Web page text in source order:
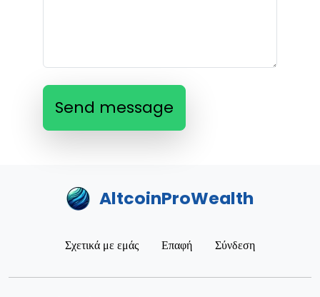
Send message
AltcoinProWealth
Σχετικά με εμάς Επαφή Σύνδεση